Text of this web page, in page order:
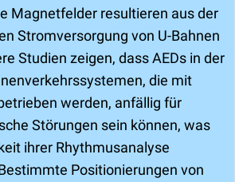
Magnetfelder resultieren aus der
Stromversorgung von U-Bahnen
Studien zeigen, dass AEDs in der
die mit
werden, anfällig für
Störungen sein können, was
ihrer Rhythmusanalyse
Positionierungen von